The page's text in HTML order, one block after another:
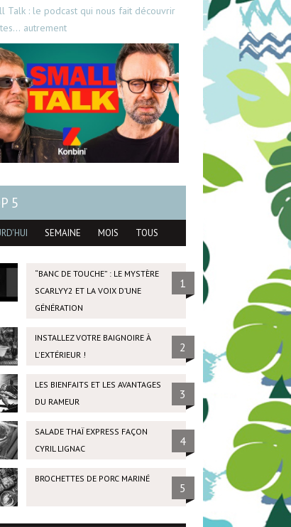
Talk : le podcast qui nous fait découvrir
autrement
5
SEMAINE MOIS TOUS
“BANC DE TOUCHE” : LE MYSTÈRE
SCARLYY2 ET LA VOIX D’UNE
GÉNÉRATION
1
INSTALLEZ VOTRE BAIGNOIRE À
L'EXTÉRIEUR !
2
LES BIENFAITS ET LES AVANTAGES
DU RAMEUR
3
SALADE THAÏ EXPRESS FAÇON
CYRIL LIGNAC
4
BROCHETTES DE PORC MARINÉ
5